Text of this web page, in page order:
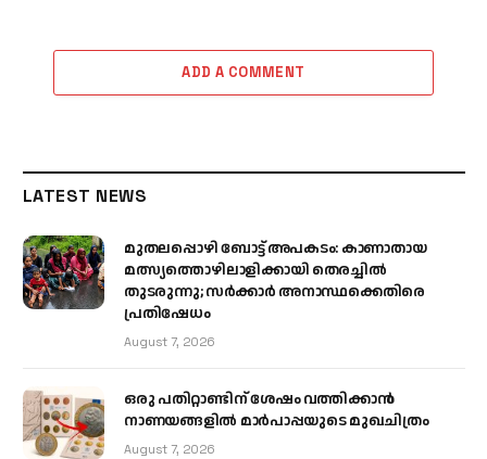
ADD A COMMENT
LATEST NEWS
മുതലപ്പൊഴി ബോട്ട് അപകടം: കാണാതായ
മത്സ്യത്തൊഴിലാളിക്കായി തെരച്ചിൽ
തുടരുന്നു; സർക്കാർ അനാസ്ഥക്കെതിരെ
പ്രതിഷേധം
August 7, 2026
ഒരു പതിറ്റാണ്ടിന് ശേഷം വത്തിക്കാൻ
നാണയങ്ങളിൽ മാർപാപ്പയുടെ മുഖചിത്രം
August 7, 2026